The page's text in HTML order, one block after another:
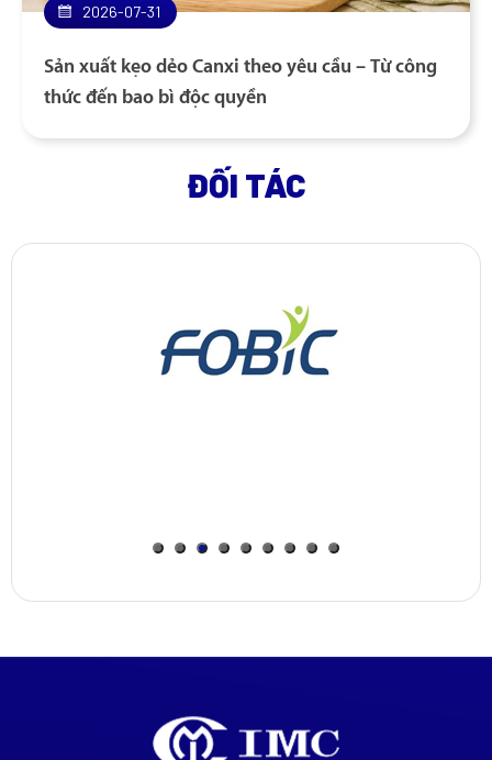
2026-07-31
Sản xuất kẹo dẻo Canxi theo yêu cầu – Từ công
thức đến bao bì độc quyền
ĐỐI TÁC